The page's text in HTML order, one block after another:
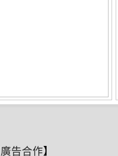
廣告合作】